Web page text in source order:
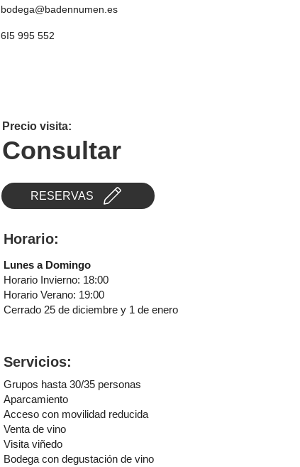
bodega@badennumen.es
6I5 995 552
Precio visita:
Consultar
RESERVAS
Horario:
Lunes a Domingo
Horario Invierno: 18:00
Horario Verano: 19:00
Cerrado 25 de diciembre y 1 de enero
Servicios:
Grupos hasta 30/35 personas
Aparcamiento
Acceso con movilidad reducida
Venta de vino
Visita viñedo
Bodega con degustación de vino